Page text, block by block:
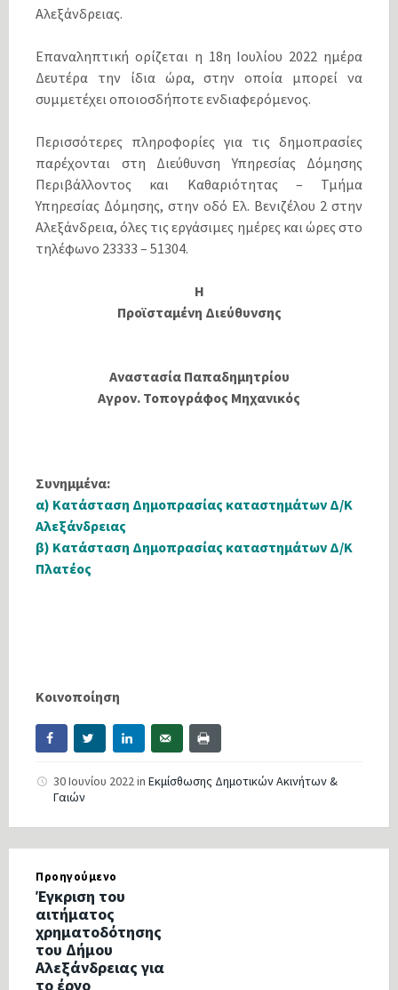
Αλεξάνδρειας.
Επαναληπτική ορίζεται η 18η Ιουλίου 2022 ημέρα
Δευτέρα την ίδια ώρα, στην οποία μπορεί να
συμμετέχει οποιοσδήποτε ενδιαφερόμενος.
Περισσότερες πληροφορίες για τις δημοπρασίες
παρέχονται στη Διεύθυνση Υπηρεσίας Δόμησης
Περιβάλλοντος και Καθαριότητας – Τμήμα
Υπηρεσίας Δόμησης, στην οδό Ελ. Βενιζέλου 2 στην
Αλεξάνδρεια, όλες τις εργάσιμες ημέρες και ώρες στο
τηλέφωνο 23333 – 51304.
Η
Προϊσταμένη Διεύθυνσης
Αναστασία Παπαδημητρίου
Αγρον. Τοπογράφος Μηχανικός
Συνημμένα:
α) Κατάσταση Δημοπρασίας καταστημάτων Δ/Κ
Αλεξάνδρειας
β) Κατάσταση Δημοπρασίας καταστημάτων Δ/Κ
Πλατέος
Κοινοποίηση
30 Ιουνίου 2022in Εκμίσθωσης Δημοτικών Ακινήτων &
Γαιών
Προηγούμενο
Έγκριση του
αιτήματος
χρηματοδότησης
του Δήμου
Αλεξάνδρειας για
το έργο